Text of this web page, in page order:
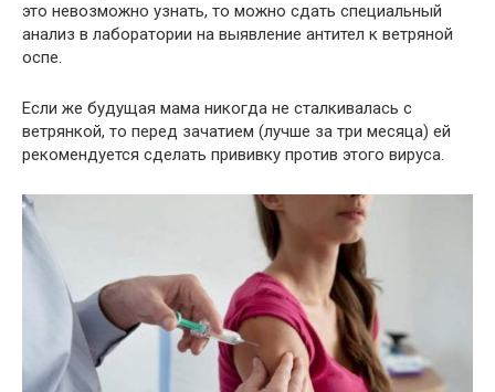
это невозможно узнать, то можно сдать специальный
анализ в лаборатории на выявление антител к ветряной
оспе.
Если же будущая мама никогда не сталкивалась с
ветрянкой, то перед зачатием (лучше за три месяца) ей
рекомендуется сделать прививку против этого вируса.